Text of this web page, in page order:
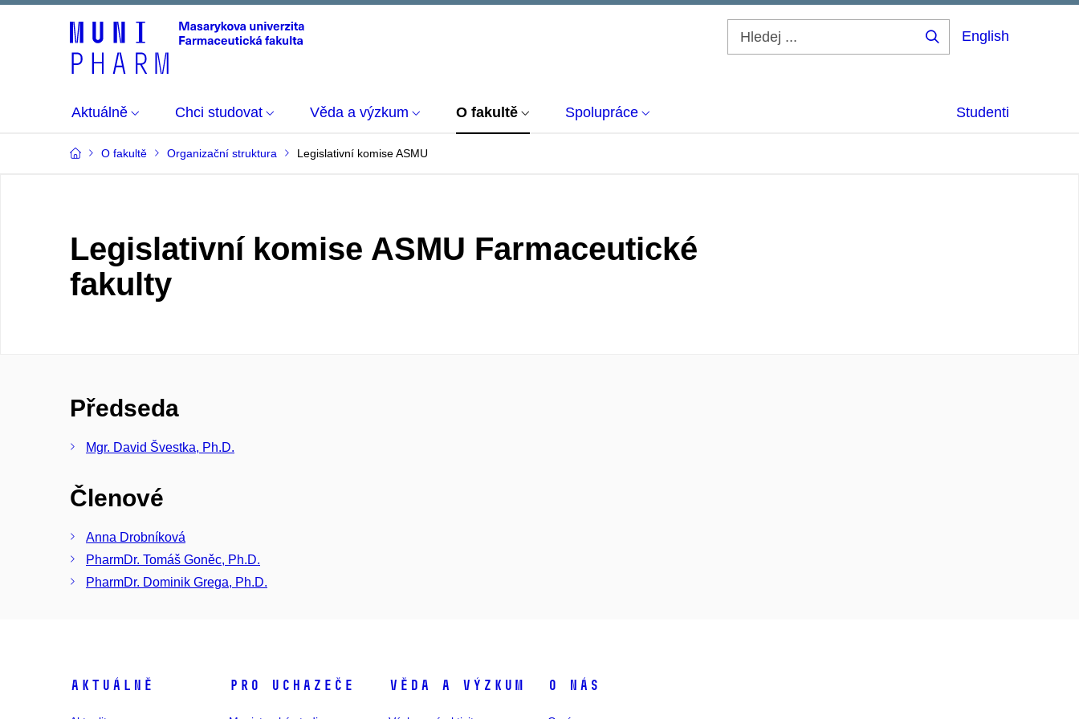
English
Aktuálně Chci studovat Věda a výzkum O fakultě Spolupráce Studenti
O fakultě Organizační struktura Legislativní komise ASMU
Legislativní komise ASMU Farmaceutické
fakulty
Předseda
Mgr. David Švestka, Ph.D.
Členové
Anna Drobníková
PharmDr. Tomáš Goněc, Ph.D.
PharmDr. Dominik Grega, Ph.D.
Aktuálně Pro uchazeče Věda a výzkum O nás